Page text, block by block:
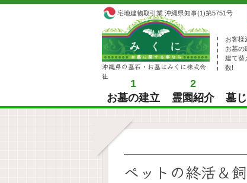
宅地建物取引業 沖縄県知事(1)第5751号
沖縄県の墓石・お墓はみくに株式会
社
お客様
お墓の
建て替
数!
1
お墓の建立
2
霊園紹介
墓
ペットの終活＆